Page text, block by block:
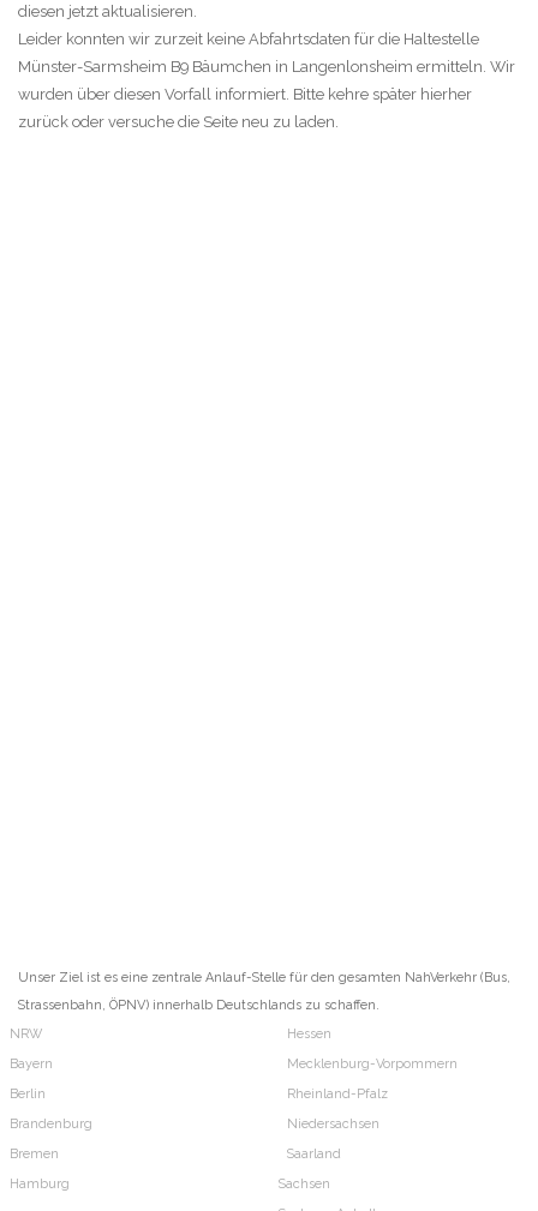
diesen jetzt aktualisieren.
Leider konnten wir zurzeit keine Abfahrtsdaten für die Haltestelle
Münster-Sarmsheim B9 Bäumchen in Langenlonsheim ermitteln. Wir
wurden über diesen Vorfall informiert. Bitte kehre später hierher
zurück oder versuche die Seite neu zu laden.
Unser Ziel ist es eine zentrale Anlauf-Stelle für den gesamten NahVerkehr (Bus,
Strassenbahn, ÖPNV) innerhalb Deutschlands zu schaffen.
NRW
Bayern
Berlin
Brandenburg
Bremen
Hamburg
Hessen
Mecklenburg-Vorpommern
Rheinland-Pfalz
Niedersachsen
Saarland
Sachsen